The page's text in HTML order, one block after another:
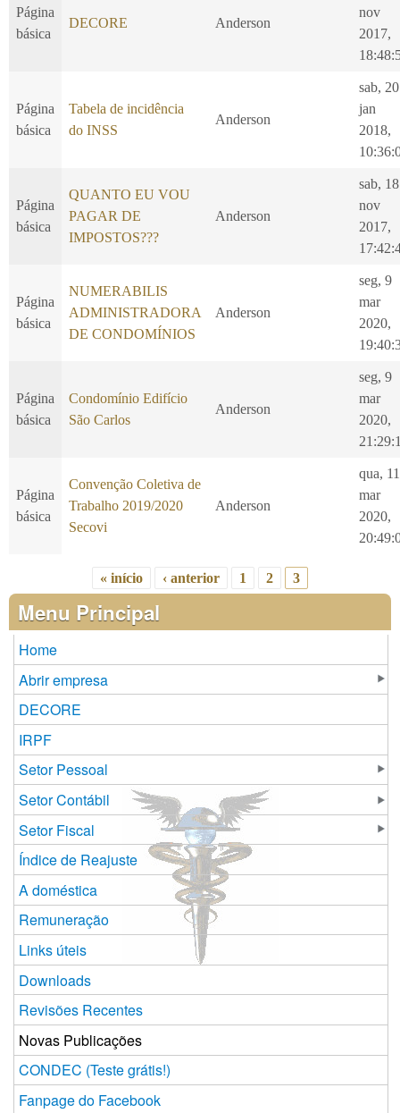
Página
básica
DECORE Anderson
nov
2017,
Página
básica
Tabela de incidência
do INSS
Anderson
sab, 20
jan
2018,
Página
básica
QUANTO EU VOU
PAGAR DE
IMPOSTOS???
Anderson
sab, 18
nov
2017,
Página
básica
NUMERABILIS
ADMINISTRADORA
DE CONDOMÍNIOS
Anderson
seg, 9
mar
2020,
Página
básica
Condomínio Edifício
São Carlos
Anderson
seg, 9
mar
2020,
Página
básica
Convenção Coletiva de
Trabalho 2019/2020
Secovi
Anderson
qua, 11
mar
2020,
Páginas
« início ‹ anterior 1 2 3
Menu Principal
Home
Abrir empresa
DECORE
IRPF
Setor Pessoal
Setor Contábil
Setor Fiscal
Índice de Reajuste
A doméstica
Remuneração
Links úteis
Downloads
Revisões Recentes
Novas Publicações
CONDEC (Teste grátis!)
Fanpage do Facebook